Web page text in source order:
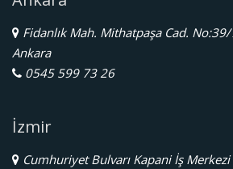
Fidanlık Mah. Mithatpaşa Cad. No:39/
Ankara
0545 599 73 26
İzmir
Cumhuriyet Bulvarı Kapani İş